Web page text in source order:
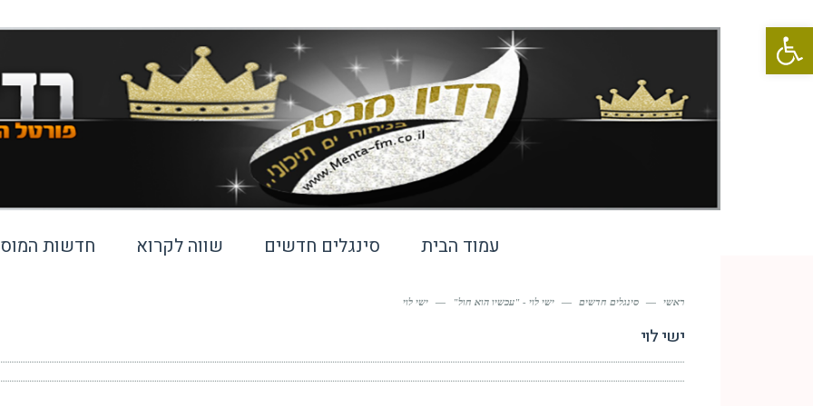
פתח סרגל נגישות
עמוד הבית סינגלים חדשים שווה לקרוא חדשות
ראשי — סינגלים חדשים — ישי לוי - "עכשיו הוא חול" — ישי לוי
ישי לוי